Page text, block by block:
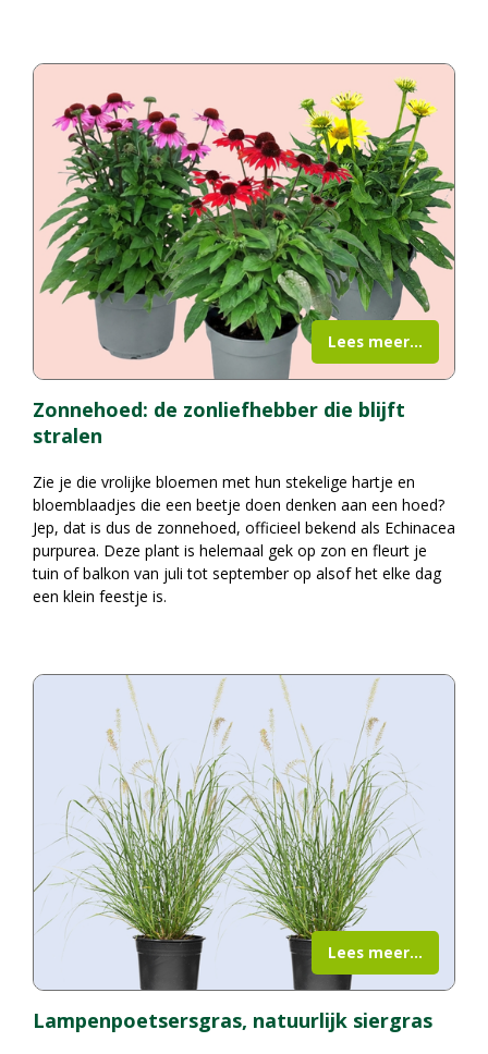
Zonnehoed: de zonliefhebber die blijft
stralen
Zie je die vrolijke bloemen met hun stekelige hartje en
bloemblaadjes die een beetje doen denken aan een hoed?
Jep, dat is dus de zonnehoed, officieel bekend als Echinacea
purpurea. Deze plant is helemaal gek op zon en fleurt je
tuin of balkon van juli tot september op alsof het elke dag
een klein feestje is.
Lees meer...
Lampenpoetsersgras, natuurlijk siergras
Lees meer...